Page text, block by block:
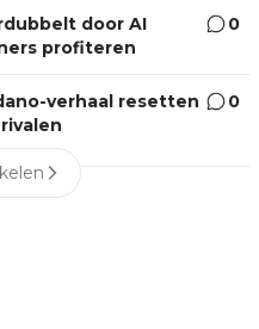
door AI
profiteren
0
verhaal resetten
0